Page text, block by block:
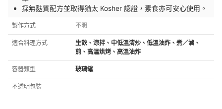
採無麩質配方並取得猶太 Kosher 認證，素食亦可安心使用。
製作方式 不明
適合料理方式
生飲、涼拌、中低溫清炒、低溫油炸、煮／滷、
煎、高溫烘烤、高溫油炸
容器類型 玻璃罐
不透明包裝